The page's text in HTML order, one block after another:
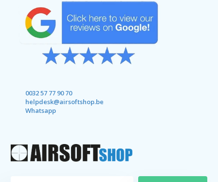
0032 57 77 90 70
helpdesk@airsoftshop.be
Whatsapp